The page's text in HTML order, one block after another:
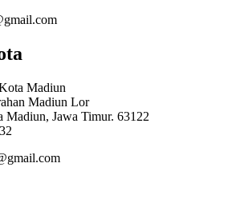
Madiun
Madiun Lor
Jawa Timur. 63122